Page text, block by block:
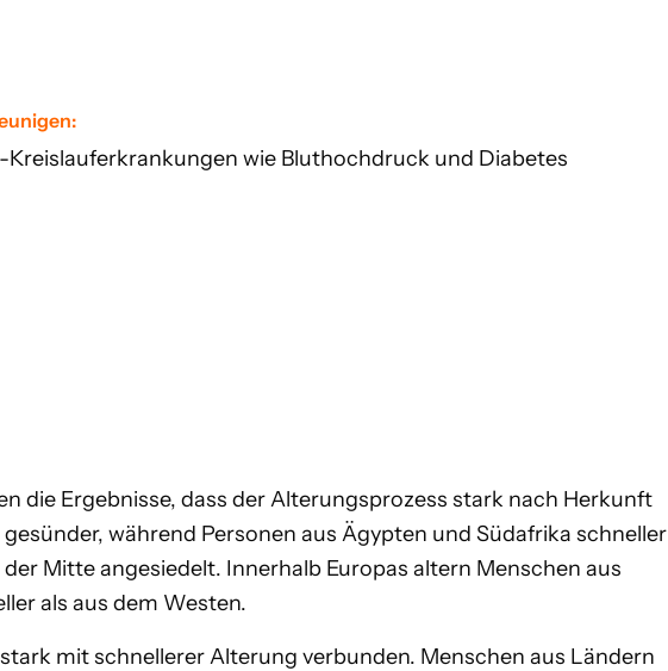
wie Bluthochdruck und Diabetes
die Ergebnisse, dass der Alterungsprozess stark nach Herkunft
während Personen aus Ägypten und Südafrika schneller
Mitte angesiedelt. Innerhalb Europas altern Menschen aus
als aus dem Westen.
mit schnellerer Alterung verbunden. Menschen aus Ländern